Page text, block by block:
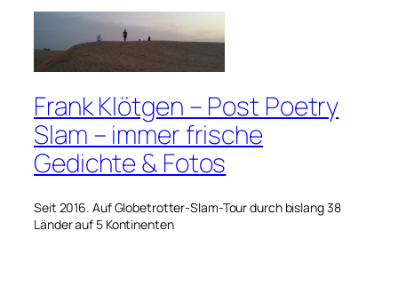
Frank Klötgen – Post Poetry
Slam – immer frische
Gedichte & Fotos
Seit 2016. Auf Globetrotter-Slam-Tour durch bislang 38
Länder auf 5 Kontinenten